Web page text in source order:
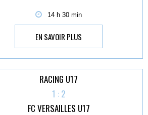
14 h 30 min
EN SAVOIR PLUS
RACING U17
1 : 2
FC VERSAILLES U17